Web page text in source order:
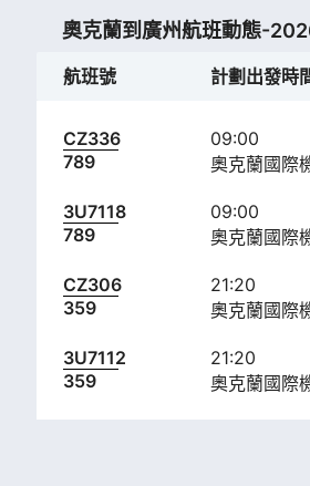
奧克蘭到廣州航班動態-
航班號 計劃出發時
CZ336
789
09:00
奧克蘭國際
3U7118
789
09:00
奧克蘭國際
CZ306
359
21:20
奧克蘭國際
3U7112
359
21:20
奧克蘭國際